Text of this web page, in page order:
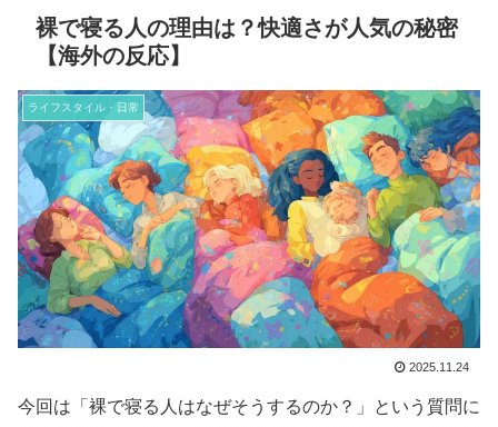
裸で寝る人の理由は？快適さが人気の秘密
【海外の反応】
ライフスタイル・日常
2025.11.24
今回は「裸で寝る人はなぜそうするのか？」という質問に